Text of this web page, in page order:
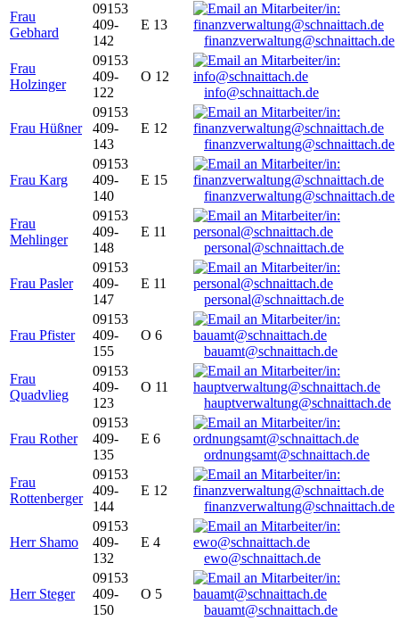
Frau
Gebhard
09153
409-
142
E 13
finanzverwaltung@schnaittach.de
Frau
Holzinger
09153
409-
122
O 12
info@schnaittach.de
Frau Hüßner
09153
409-
143
E 12
finanzverwaltung@schnaittach.de
Frau Karg
09153
409-
140
E 15
finanzverwaltung@schnaittach.de
Frau
Mehlinger
09153
409-
148
E 11
personal@schnaittach.de
Frau Pasler
09153
409-
147
E 11
personal@schnaittach.de
Frau Pfister
09153
409-
155
O 6
bauamt@schnaittach.de
Frau
Quadvlieg
09153
409-
123
O 11
hauptverwaltung@schnaittach.de
Frau Rother
09153
409-
135
E 6
ordnungsamt@schnaittach.de
Frau
Rottenberger
09153
409-
144
E 12
finanzverwaltung@schnaittach.de
Herr Shamo
09153
409-
132
E 4
ewo@schnaittach.de
Herr Steger
09153
409-
150
O 5
bauamt@schnaittach.de